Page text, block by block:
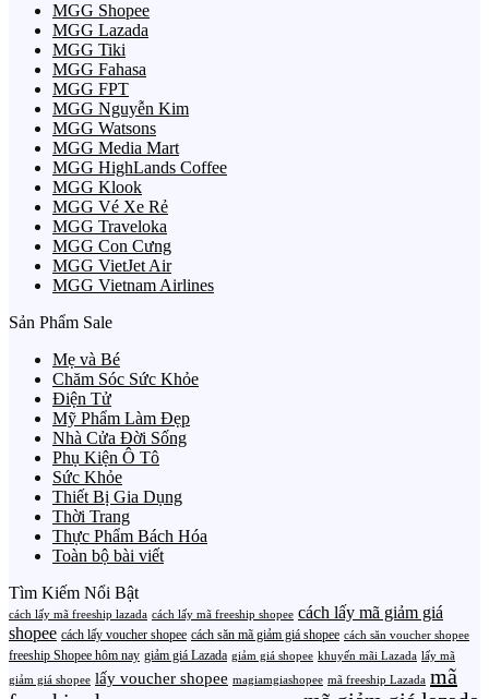
MGG Shopee
MGG Lazada
MGG Tiki
MGG Fahasa
MGG FPT
MGG Nguyễn Kim
MGG Watsons
MGG Media Mart
MGG HighLands Coffee
MGG Klook
MGG Vé Xe Rẻ
MGG Traveloka
MGG Con Cưng
MGG VietJet Air
MGG Vietnam Airlines
Sản Phẩm Sale
Mẹ và Bé
Chăm Sóc Sức Khỏe
Điện Tử
Mỹ Phẩm Làm Đẹp
Nhà Cửa Đời Sống
Phụ Kiện Ô Tô
Sức Khỏe
Thiết Bị Gia Dụng
Thời Trang
Thực Phẩm Bách Hóa
Toàn bộ bài viết
Tìm Kiếm Nổi Bật
cách lấy mã freeship lazada cách lấy mã freeship shopee cách lấy mã giảm giá
shopee cách lấy voucher shopee cách săn mã giảm giá shopee cách săn voucher shopee
freeship Shopee hôm nay giảm giá Lazada giảm giá shopee khuyến mãi Lazada lấy mã
giảm giá shopee lấy voucher shopee magiamgiashopee mã freeship Lazada mã